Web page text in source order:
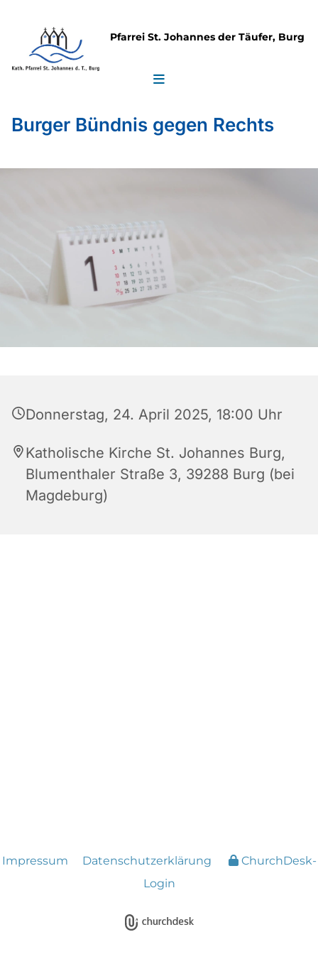
Pfarrei St. Johannes der Täufer, Burg
Burger Bündnis gegen Rechts
Donnerstag, 24. April 2025, 18:00 Uhr
Katholische Kirche St. Johannes Burg,
Blumenthaler Straße 3, 39288 Burg (bei
Magdeburg)
Impressum Datenschutzerklärung
ChurchDesk-
Login